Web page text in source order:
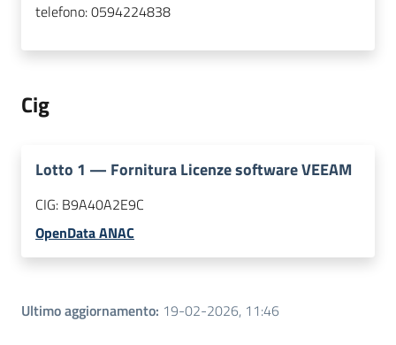
telefono:0594224838
Cig
Lotto 1 — Fornitura Licenze software VEEAM
CIG: B9A40A2E9C
OpenData ANAC
Ultimo aggiornamento: 19-02-2026, 11:46